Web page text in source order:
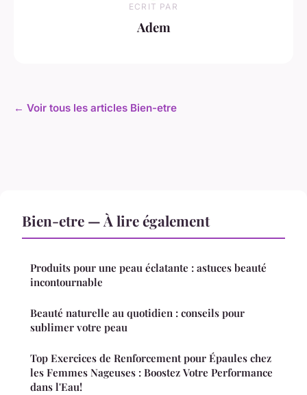
ECRIT PAR
Adem
← Voir tous les articles Bien-etre
Bien-etre — À lire également
Produits pour une peau éclatante : astuces beauté
incontournable
Beauté naturelle au quotidien : conseils pour
sublimer votre peau
Top Exercices de Renforcement pour Épaules chez
les Femmes Nageuses : Boostez Votre Performance
dans l'Eau!